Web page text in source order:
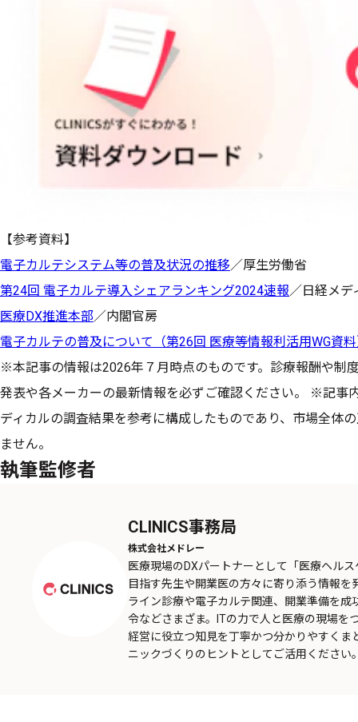
【参考資料】
電子カルテシステム等の普及状況の推移／厚生労働省
第24回 電子カルテ導入シェアランキング2024速報／日経メデ
医療DX推進本部／内閣官房
電子カルテの普及について（第26回 医療等情報利活用WG資
※本記事の情報は2026年７月時点のものです。診療報酬や制
発表や各メーカーの最新情報を必ずご確認ください。 ※記事
ディカルの調査結果を参考に構成したものであり、市場全体
ません。
執筆監修者
CLINICS事務局
株式会社メドレー
医療現場のDXパートナーとして「医療ヘル
目指す先生や開業医の方々に寄り添う情報
ライン診療や電子カルテ関連、開業準備を
令などさまざま。ITの力で人と医療の現場を
経営に役立つ知見を丁寧かつ分かりやすくま
ニックづくりのヒントとしてご活用ください